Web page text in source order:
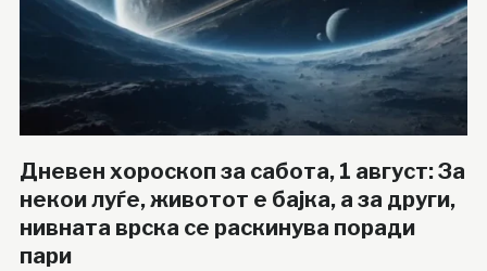
Дневен хороскоп за сабота, 1 август: За
некои луѓе, животот е бајка, а за други,
нивната врска се раскинува поради
пари